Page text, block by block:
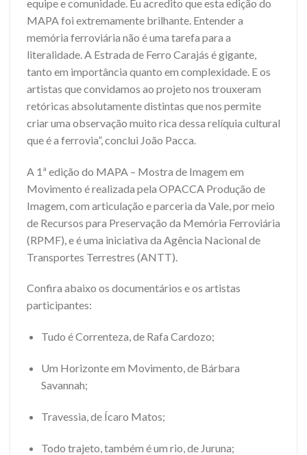
equipe e comunidade. Eu acredito que esta edição do
MAPA foi extremamente brilhante. Entender a
memória ferroviária não é uma tarefa para a
literalidade. A Estrada de Ferro Carajás é gigante,
tanto em importância quanto em complexidade. E os
artistas que convidamos ao projeto nos trouxeram
retóricas absolutamente distintas que nos permite
criar uma observação muito rica dessa relíquia cultural
que é a ferrovia”, conclui João Pacca.
A 1ª edição do MAPA – Mostra de Imagem em
Movimento é realizada pela OPACCA Produção de
Imagem, com articulação e parceria da Vale, por meio
de Recursos para Preservação da Memória Ferroviária
(RPMF), e é uma iniciativa da Agência Nacional de
Transportes Terrestres (ANTT).
Confira abaixo os documentários e os artistas
participantes:
Tudo é Correnteza, de Rafa Cardozo;
Um Horizonte em Movimento, de Bárbara
Savannah;
Travessia, de Ícaro Matos;
Todo trajeto, também é um rio, de Juruna;